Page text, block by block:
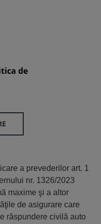
de
a prevederilor art. 1
nr. 1326/2023
maxime şi a altor
de asigurare care
răspundere civilă auto